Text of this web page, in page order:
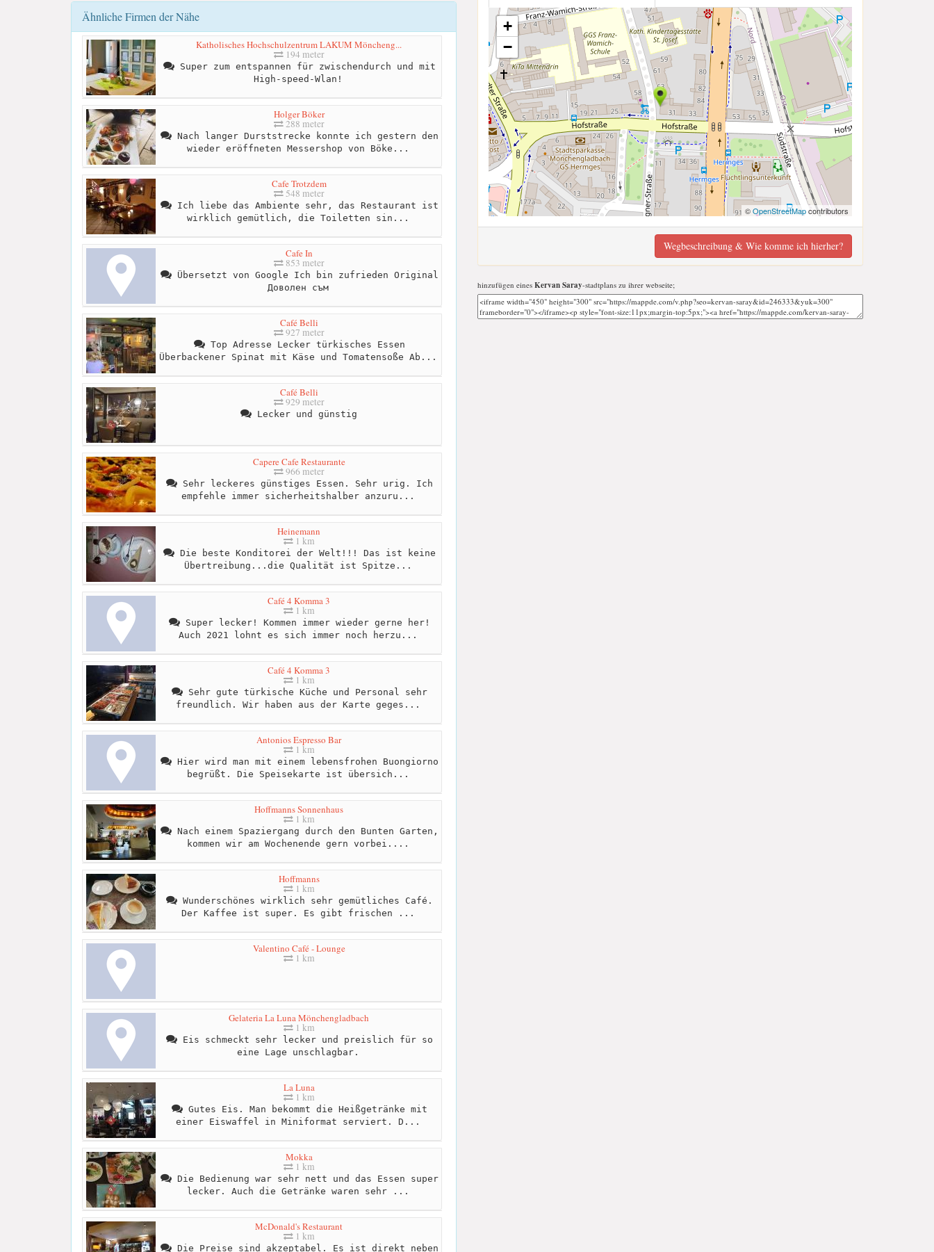
Ähnliche Firmen der Nähe
Katholisches Hochschulzentrum LAKUM Möncheng...
194 meter
Super zum entspannen für zwischendurch und mit
High-speed-Wlan!
Holger Böker
288 meter
Nach langer Durststrecke konnte ich gestern den
wieder eröffneten Messershop von Böke...
Cafe Trotzdem
548 meter
Ich liebe das Ambiente sehr, das Restaurant ist
wirklich gemütlich, die Toiletten sin...
Cafe In
853 meter
Übersetzt von Google Ich bin zufrieden Original
Доволен съм
Café Belli
927 meter
Top Adresse Lecker türkisches Essen
Überbackener Spinat mit Käse und Tomatensoße Ab...
Café Belli
929 meter
Lecker und günstig
Capere Cafe Restaurante
966 meter
Sehr leckeres günstiges Essen. Sehr urig. Ich
empfehle immer sicherheitshalber anzuru...
Heinemann
1 km
Die beste Konditorei der Welt!!! Das ist keine
Übertreibung...die Qualität ist Spitze...
Café 4 Komma 3
1 km
Super lecker! Kommen immer wieder gerne her!
Auch 2021 lohnt es sich immer noch herzu...
Café 4 Komma 3
1 km
Sehr gute türkische Küche und Personal sehr
freundlich. Wir haben aus der Karte geges...
Antonios Espresso Bar
1 km
Hier wird man mit einem lebensfrohen Buongiorno
begrüßt. Die Speisekarte ist übersich...
Hoffmanns Sonnenhaus
1 km
Nach einem Spaziergang durch den Bunten Garten,
kommen wir am Wochenende gern vorbei....
Hoffmanns
1 km
Wunderschönes wirklich sehr gemütliches Café.
Der Kaffee ist super. Es gibt frischen ...
Valentino Café - Lounge
1 km
Gelateria La Luna Mönchengladbach
1 km
Eis schmeckt sehr lecker und preislich für so
eine Lage unschlagbar.
La Luna
1 km
Gutes Eis. Man bekommt die Heißgetränke mit
einer Eiswaffel in Miniformat serviert. D...
Mokka
1 km
Die Bedienung war sehr nett und das Essen super
lecker. Auch die Getränke waren sehr ...
McDonald's Restaurant
1 km
Die Preise sind akzeptabel. Es ist direkt neben
+
−
©OpenStreetMapcontributors
Wegbeschreibung & Wie komme ich hierher?
hinzufügen eines Kervan Saray-stadtplans zu ihrer webseite;